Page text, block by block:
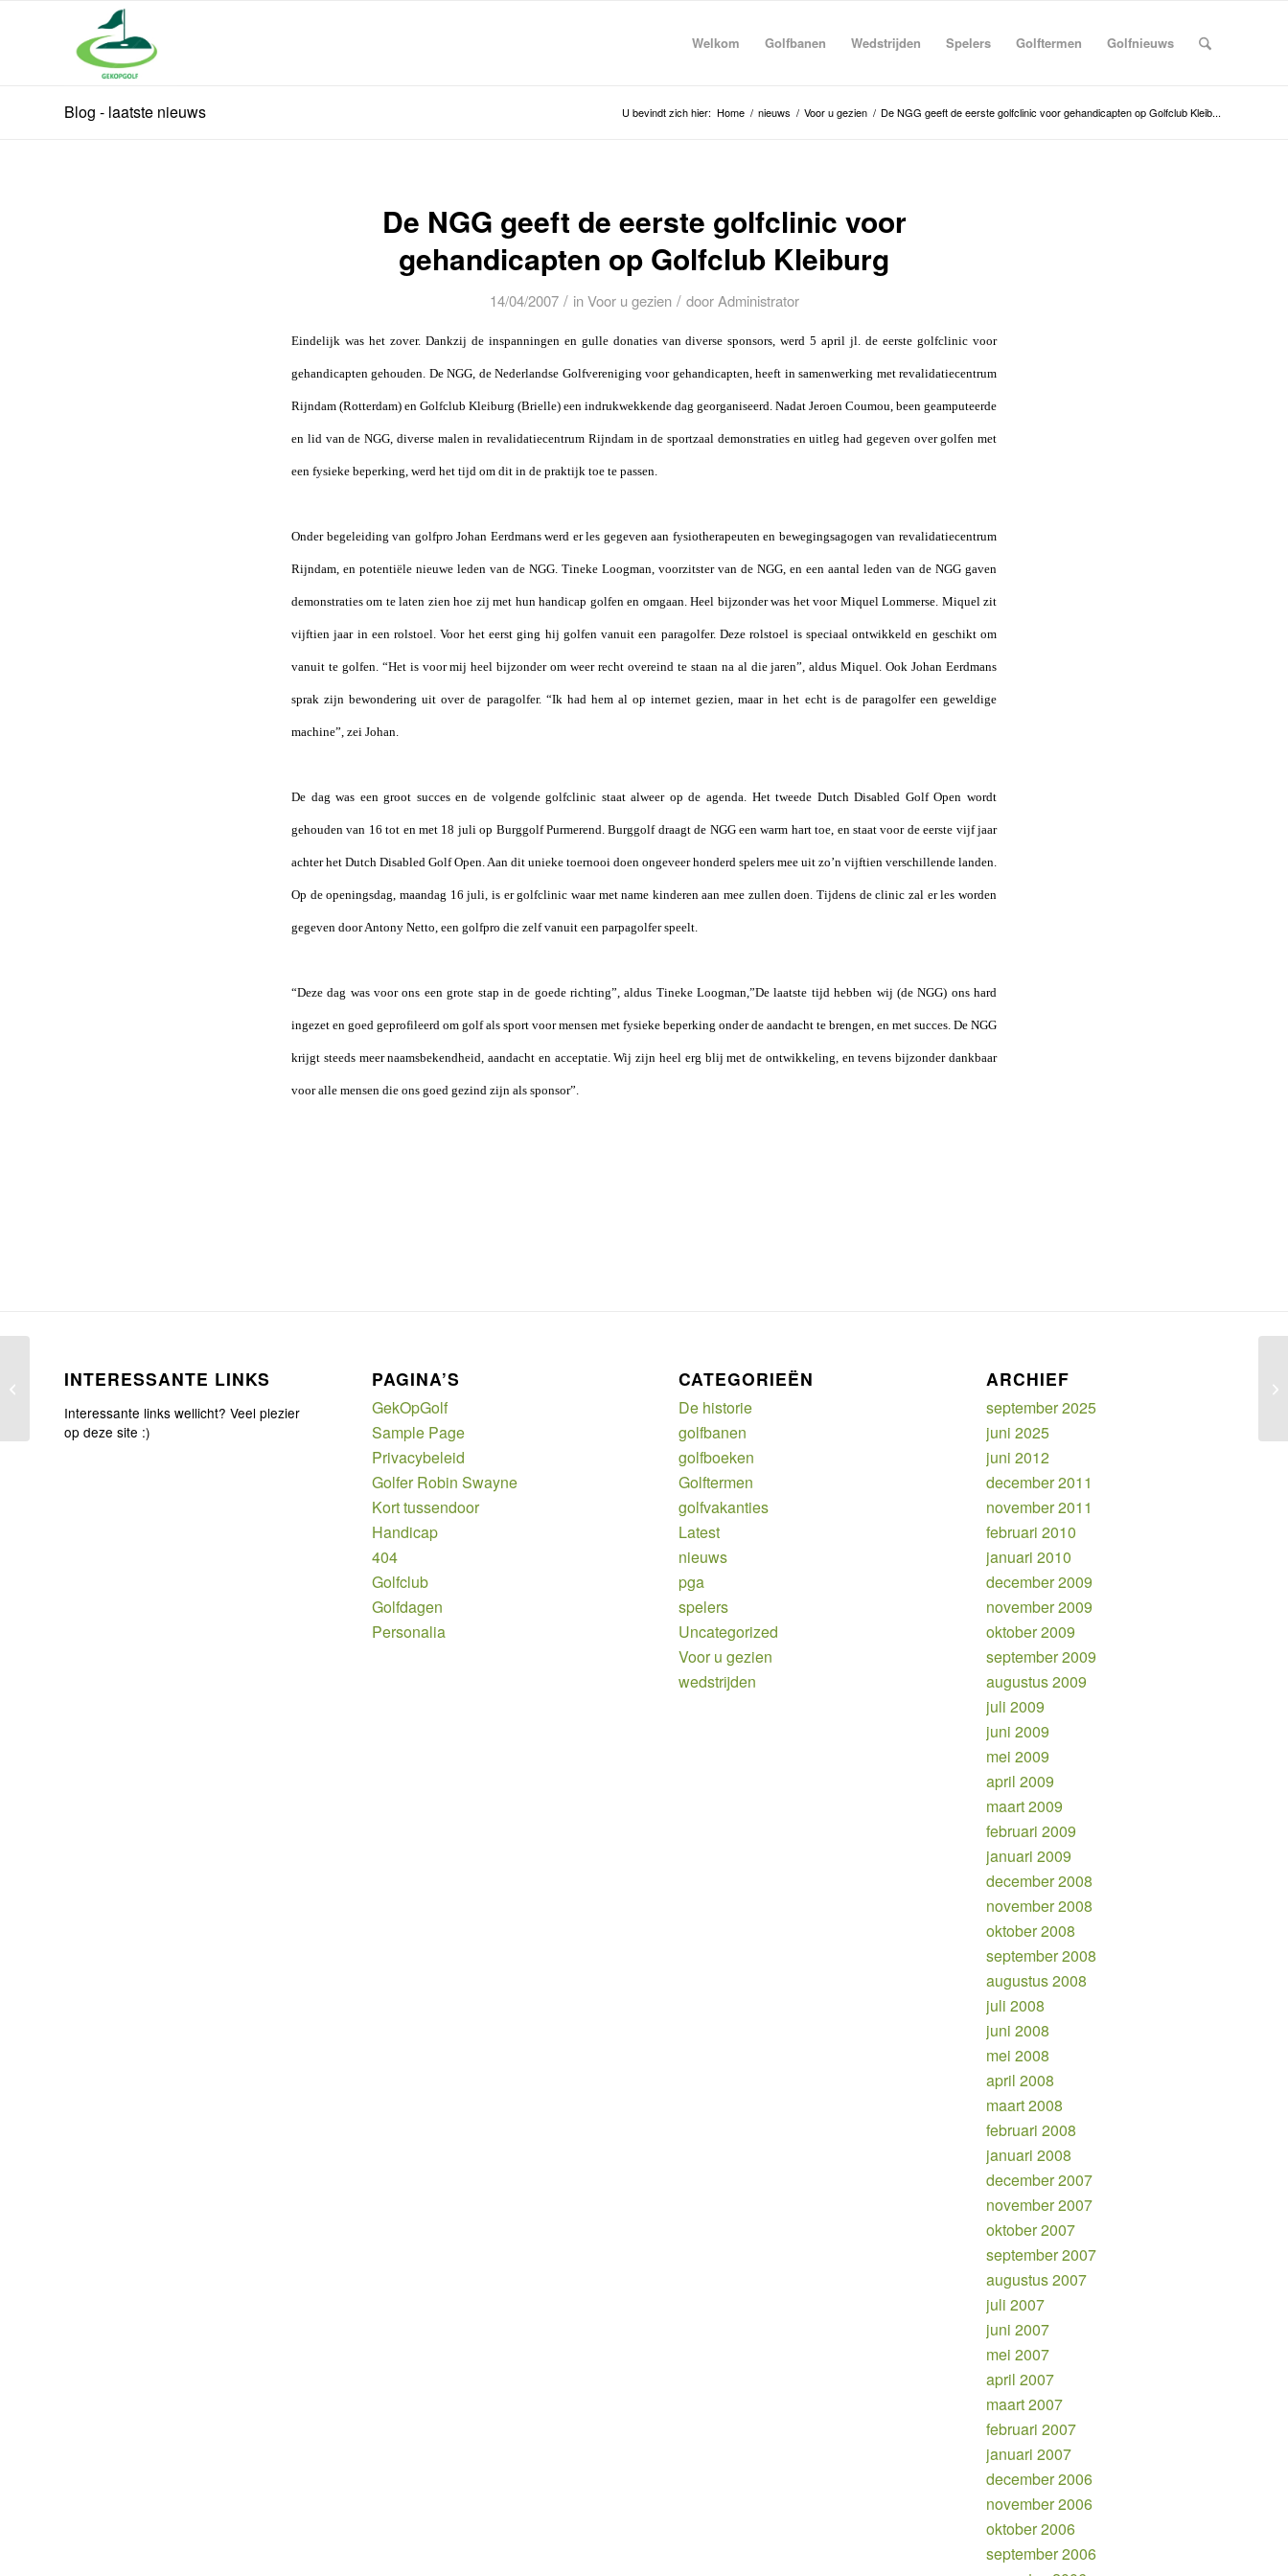
Welkom Golfbanen Wedstrijden Spelers Golftermen Golfnieuws
Blog - laatste nieuws U bevindt zich hier: Home / nieuws / Voor u gezien / De NGG geeft de eerste golfclinic voor gehandicapten op Golfclub Kleib...
De NGG geeft de eerste golfclinic voor
gehandicapten op Golfclub Kleiburg
14/04/2007 / inVoor u gezien / door Administrator
Eindelijk was het zover. Dankzij de inspanningen en gulle donaties van diverse sponsors, werd 5 april jl. de eerste golfclinic voor
gehandicapten gehouden. De NGG, de Nederlandse Golfvereniging voor gehandicapten, heeft in samenwerking met revalidatiecentrum
Rijndam (Rotterdam) en Golfclub Kleiburg (Brielle) een indrukwekkende dag georganiseerd. Nadat Jeroen Coumou, been geamputeerde
en lid van de NGG, diverse malen in revalidatiecentrum Rijndam in de sportzaal demonstraties en uitleg had gegeven over golfen met
een fysieke beperking, werd het tijd om dit in de praktijk toe te passen.
Onder begeleiding van golfpro Johan Eerdmans werd er les gegeven aan fysiotherapeuten en bewegingsagogen van revalidatiecentrum
Rijndam, en potentiële nieuwe leden van de NGG. Tineke Loogman, voorzitster van de NGG, en een aantal leden van de NGG gaven
demonstraties om te laten zien hoe zij met hun handicap golfen en omgaan. Heel bijzonder was het voor Miquel Lommerse. Miquel zit
vijftien jaar in een rolstoel. Voor het eerst ging hij golfen vanuit een paragolfer. Deze rolstoel is speciaal ontwikkeld en geschikt om
vanuit te golfen. “Het is voor mij heel bijzonder om weer recht overeind te staan na al die jaren”, aldus Miquel. Ook Johan Eerdmans
sprak zijn bewondering uit over de paragolfer. “Ik had hem al op internet gezien, maar in het echt is de paragolfer een geweldige
machine”, zei Johan.
De dag was een groot succes en de volgende golfclinic staat alweer op de agenda. Het tweede Dutch Disabled Golf Open wordt
gehouden van 16 tot en met 18 juli op Burggolf Purmerend. Burggolf draagt de NGG een warm hart toe, en staat voor de eerste vijf jaar
achter het Dutch Disabled Golf Open. Aan dit unieke toernooi doen ongeveer honderd spelers mee uit zo’n vijftien verschillende landen.
Op de openingsdag, maandag 16 juli, is er golfclinic waar met name kinderen aan mee zullen doen. Tijdens de clinic zal er les worden
gegeven door Antony Netto, een golfpro die zelf vanuit een parpagolfer speelt.
“Deze dag was voor ons een grote stap in de goede richting”, aldus Tineke Loogman,”De laatste tijd hebben wij (de NGG) ons hard
ingezet en goed geprofileerd om golf als sport voor mensen met fysieke beperking onder de aandacht te brengen, en met succes. De NGG
krijgt steeds meer naamsbekendheid, aandacht en acceptatie. Wij zijn heel erg blij met de ontwikkeling, en tevens bijzonder dankbaar
voor alle mensen die ons goed gezind zijn als sponsor”.
INTERESSANTE LINKS
Interessante links wellicht? Veel plezier
op deze site :)
PAGINA’S
GekOpGolf
Sample Page
Privacybeleid
Golfer Robin Swayne
Kort tussendoor
Handicap
404
Golfclub
Golfdagen
Personalia
CATEGORIEËN
De historie
golfbanen
golfboeken
Golftermen
golfvakanties
Latest
nieuws
pga
spelers
Uncategorized
Voor u gezien
wedstrijden
ARCHIEF
september 2025
juni 2025
juni 2012
december 2011
november 2011
februari 2010
januari 2010
december 2009
november 2009
oktober 2009
september 2009
augustus 2009
juli 2009
juni 2009
mei 2009
april 2009
maart 2009
februari 2009
januari 2009
december 2008
november 2008
oktober 2008
september 2008
augustus 2008
juli 2008
juni 2008
mei 2008
april 2008
maart 2008
februari 2008
januari 2008
december 2007
november 2007
oktober 2007
september 2007
augustus 2007
juli 2007
juni 2007
mei 2007
april 2007
maart 2007
februari 2007
januari 2007
december 2006
november 2006
oktober 2006
september 2006
Kinderen kiezen voor golf